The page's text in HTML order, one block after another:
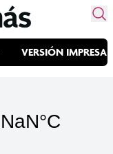
VERSIÓN IMPRESA